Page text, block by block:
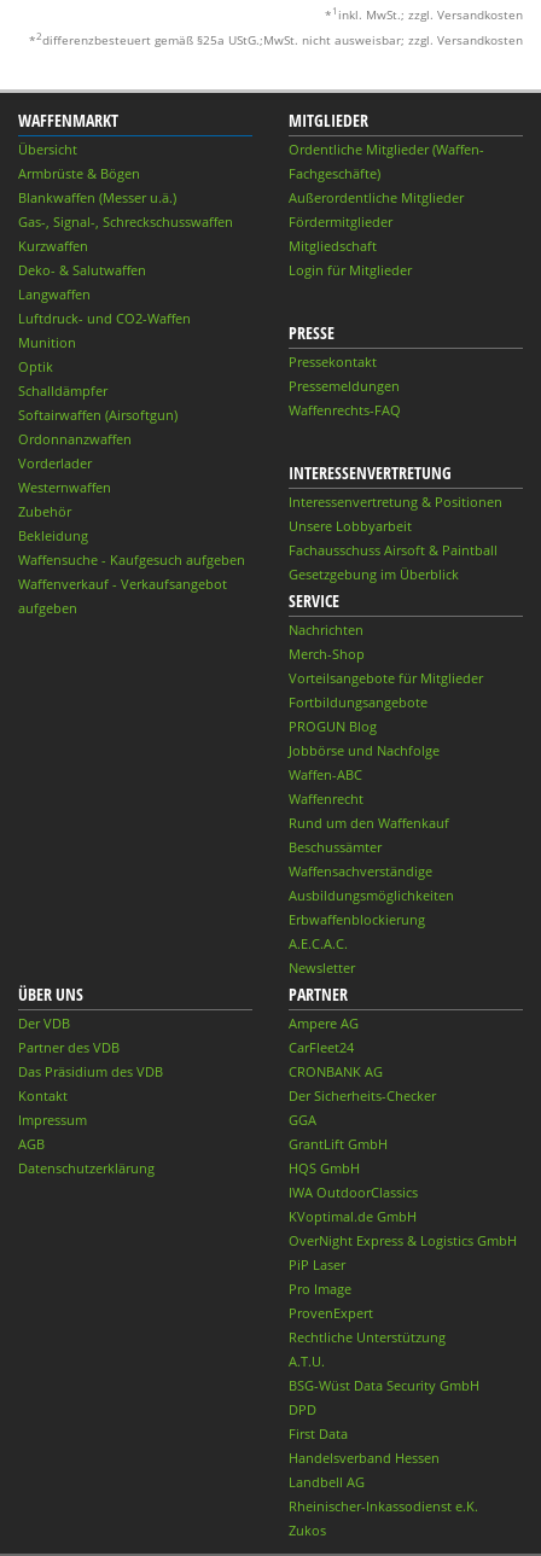
* 1 inkl. MwSt.; zzgl. Versandkosten
*2differenzbesteuert gemäß §25a UStG.;MwSt. nicht ausweisbar; zzgl. Versandkosten
WAFFENMARKT
Übersicht
Armbrüste & Bögen
Blankwaffen (Messer u.ä.)
Gas-, Signal-, Schreckschusswaffen
Kurzwaffen
Deko- & Salutwaffen
Langwaffen
Luftdruck- und CO2-Waffen
Munition
Optik
Schalldämpfer
Softairwaffen (Airsoftgun)
Ordonnanzwaffen
Vorderlader
Westernwaffen
Zubehör
Bekleidung
Waffensuche - Kaufgesuch aufgeben
Waffenverkauf - Verkaufsangebot
aufgeben
MITGLIEDER
Ordentliche Mitglieder (Waffen-
Fachgeschäfte)
Außerordentliche Mitglieder
Fördermitglieder
Mitgliedschaft
Login für Mitglieder
PRESSE
Pressekontakt
Pressemeldungen
Waffenrechts-FAQ
INTERESSENVERTRETUNG
Interessenvertretung & Positionen
Unsere Lobbyarbeit
Fachausschuss Airsoft & Paintball
Gesetzgebung im Überblick
SERVICE
Nachrichten
Merch-Shop
Vorteilsangebote für Mitglieder
Fortbildungsangebote
PROGUN Blog
Jobbörse und Nachfolge
Waffen-ABC
Waffenrecht
Rund um den Waffenkauf
Beschussämter
Waffensachverständige
Ausbildungsmöglichkeiten
Erbwaffenblockierung
A.E.C.A.C.
Newsletter
ÜBER UNS
Der VDB
Partner des VDB
Das Präsidium des VDB
Kontakt
Impressum
AGB
Datenschutzerklärung
PARTNER
Ampere AG
CarFleet24
CRONBANK AG
Der Sicherheits-Checker
GGA
GrantLift GmbH
HQS GmbH
IWA OutdoorClassics
KVoptimal.de GmbH
OverNight Express & Logistics GmbH
PiP Laser
Pro Image
ProvenExpert
Rechtliche Unterstützung
A.T.U.
BSG-Wüst Data Security GmbH
DPD
First Data
Handelsverband Hessen
Landbell AG
Rheinischer-Inkassodienst e.K.
Zukos